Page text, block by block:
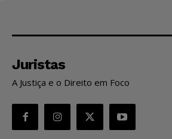
Juristas
A Justiça e o Direito em Foco